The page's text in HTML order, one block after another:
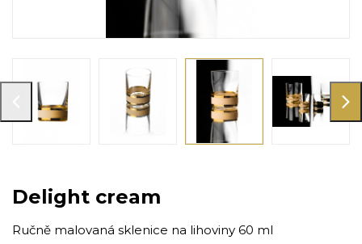
Delight cream
Ručně malovaná sklenice na lihoviny 60 ml